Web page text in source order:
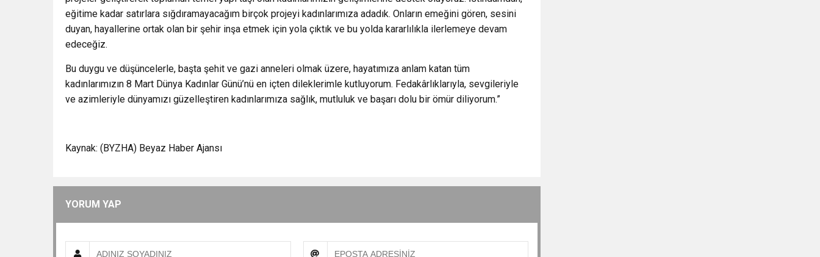
eğitime kadar satırlara sığdıramayacağım birçok projeyi kadınlarımıza adadık. Onların emeğini gören, sesini
duyan, hayallerine ortak olan bir şehir inşa etmek için yola çıktık ve bu yolda kararlılıkla ilerlemeye devam
edeceğiz.
Bu duygu ve düşüncelerle, başta şehit ve gazi anneleri olmak üzere, hayatımıza anlam katan tüm
kadınlarımızın 8 Mart Dünya Kadınlar Günü’nü en içten dileklerimle kutluyorum. Fedakârlıklarıyla, sevgileriyle
ve azimleriyle dünyamızı güzelleştiren kadınlarımıza sağlık, mutluluk ve başarı dolu bir ömür diliyorum.”
Kaynak: (BYZHA) Beyaz Haber Ajansı
YORUM YAP